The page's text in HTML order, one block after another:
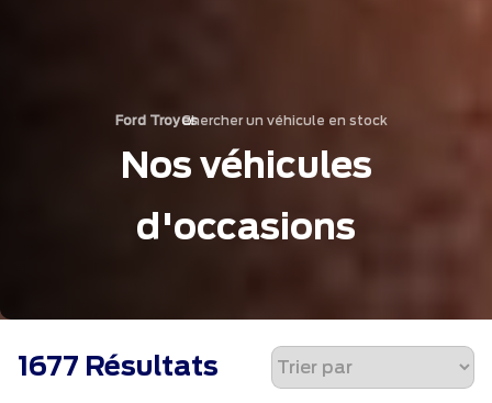
Ford Troyes
›
Chercher un véhicule en stock
Nos véhicules
d'occasions
1677 Résultats